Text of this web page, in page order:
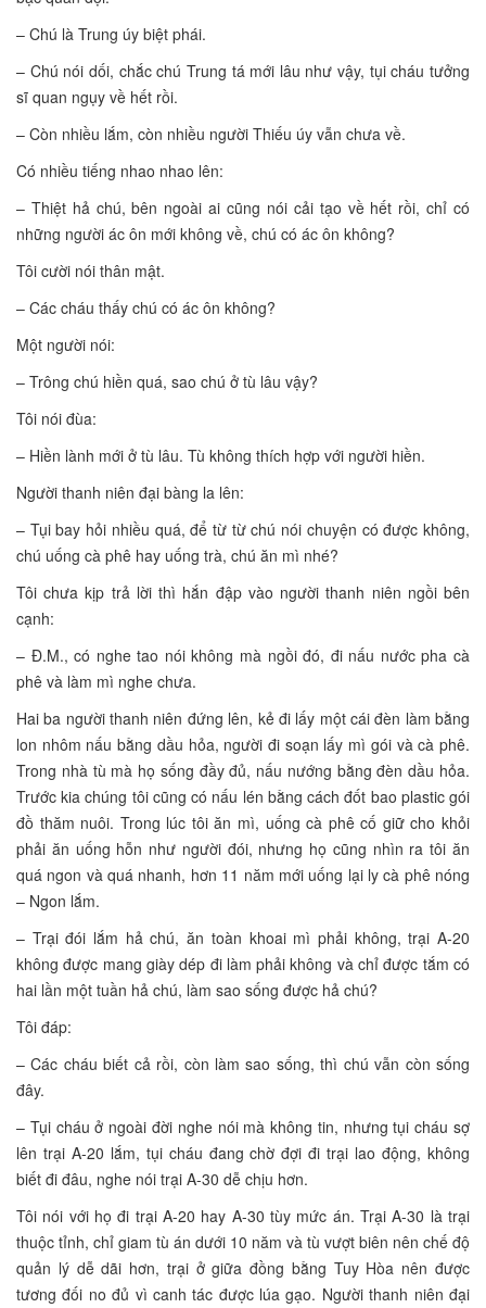
– Chú là Trung úy biệt phái.
– Chú nói dối, chắc chú Trung tá mới lâu như vậy, tụi cháu tưởng
sĩ quan ngụy về hết rồi.
– Còn nhiều lắm, còn nhiều người Thiếu úy vẫn chưa về.
Có nhiều tiếng nhao nhao lên:
– Thiệt hả chú, bên ngoài ai cũng nói cải tạo về hết rồi, chỉ có
những người ác ôn mới không về, chú có ác ôn không?
Tôi cười nói thân mật.
– Các cháu thấy chú có ác ôn không?
Một người nói:
– Trông chú hiền quá, sao chú ở tù lâu vậy?
Tôi nói đùa:
– Hiền lành mới ở tù lâu. Tù không thích hợp với người hiền.
Người thanh niên đại bàng la lên:
– Tụi bay hỏi nhiều quá, để từ từ chú nói chuyện có được không,
chú uống cà phê hay uống trà, chú ăn mì nhé?
Tôi chưa kịp trả lời thì hắn đập vào người thanh niên ngồi bên
cạnh:
– Đ.M., có nghe tao nói không mà ngồi đó, đi nấu nước pha cà
phê và làm mì nghe chưa.
Hai ba người thanh niên đứng lên, kẻ đi lấy một cái đèn làm bằng
lon nhôm nấu bằng dầu hỏa, người đi soạn lấy mì gói và cà phê.
Trong nhà tù mà họ sống đầy đủ, nấu nướng bằng đèn dầu hỏa.
Trước kia chúng tôi cũng có nấu lén bằng cách đốt bao plastic gói
đồ thăm nuôi. Trong lúc tôi ăn mì, uống cà phê cố giữ cho khỏi
phải ăn uống hỗn như người đói, nhưng họ cũng nhìn ra tôi ăn
quá ngon và quá nhanh, hơn 11 năm mới uống lại ly cà phê nóng
– Ngon lắm.
– Trại đói lắm hả chú, ăn toàn khoai mì phải không, trại A-20
không được mang giày dép đi làm phải không và chỉ được tắm có
hai lần một tuần hả chú, làm sao sống được hả chú?
Tôi đáp:
– Các cháu biết cả rồi, còn làm sao sống, thì chú vẫn còn sống
đây.
– Tụi cháu ở ngoài đời nghe nói mà không tin, nhưng tụi cháu sợ
lên trại A-20 lắm, tụi cháu đang chờ đợi đi trại lao động, không
biết đi đâu, nghe nói trại A-30 dễ chịu hơn.
Tôi nói với họ đi trại A-20 hay A-30 tùy mức án. Trại A-30 là trại
thuộc tỉnh, chỉ giam tù án dưới 10 năm và tù vượt biên nên chế độ
quản lý dễ dãi hơn, trại ở giữa đồng bằng Tuy Hòa nên được
tương đối no đủ vì canh tác được lúa gạo. Người thanh niên đại